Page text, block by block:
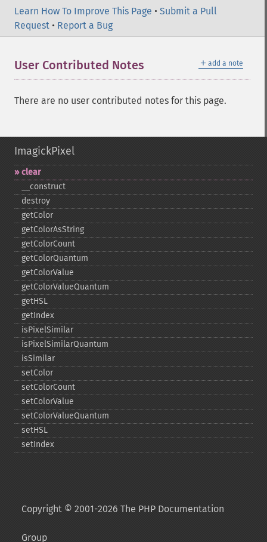
Learn How To Improve This Page • Submit a Pull
Request • Report a Bug
＋ add a note
User Contributed Notes
There are no user contributed notes for this page.
ImagickPixel
clear
_​_​construct
destroy
getColor
getColorAsString
getColorCount
getColorQuantum
getColorValue
getColorValueQuantum
getHSL
getIndex
isPixelSimilar
isPixelSimilarQuantum
isSimilar
setColor
setColorCount
setColorValue
setColorValueQuantum
setHSL
setIndex
Copyright © 2001-2026 The PHP Documentation
Group